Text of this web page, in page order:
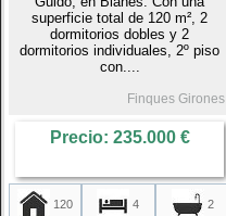
superficie total de 120 m², 2
dormitorios dobles y 2
dormitorios individuales, 2º piso
con....
Finques Girones
Precio: 235.000 €
120
4
2